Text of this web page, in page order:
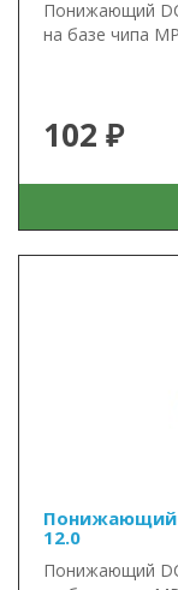
Понижающий
на базе чипа
102 ₽
Понижающий
12.0
Понижающий